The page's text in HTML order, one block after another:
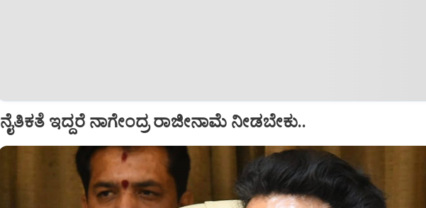
ನೈತಿಕತೆ ಇದ್ದರೆ ನಾಗೇಂದ್ರ ರಾಜೀನಾಮೆ ನೀಡಬೇಕು..